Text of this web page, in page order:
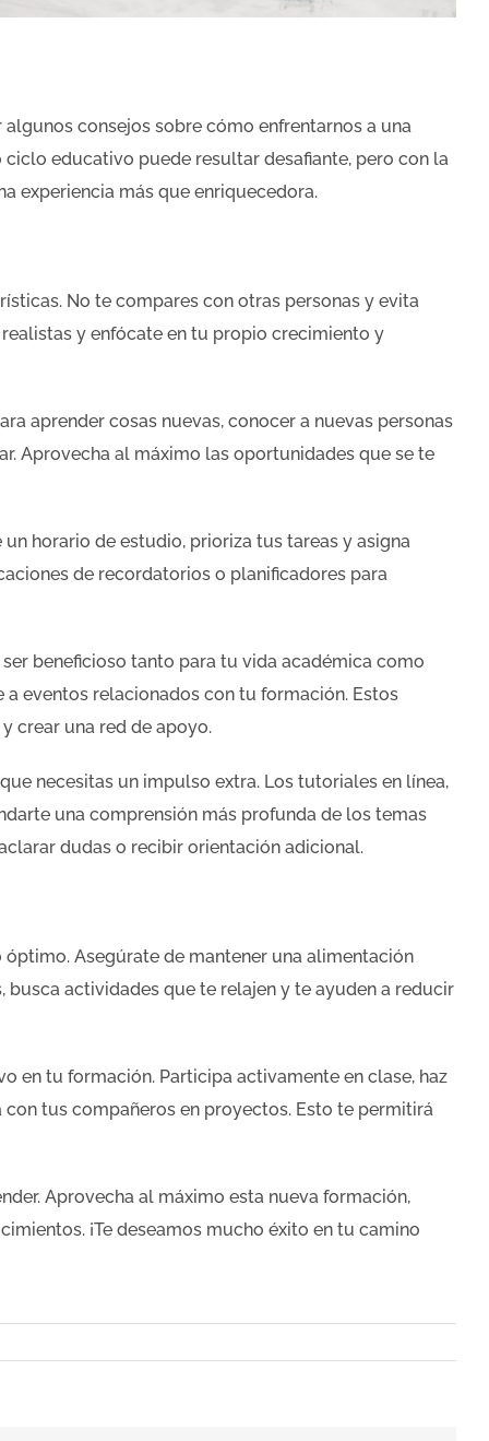
consejos sobre cómo enfrentarnos a una
educativo puede resultar desafiante, pero con la
experiencia más que enriquecedora.
No te compares con otras personas y evita
y enfócate en tu propio crecimiento y
aprender cosas nuevas, conocer a nuevas personas
Aprovecha al máximo las oportunidades que se te
horario de estudio, prioriza tus tareas y asigna
de recordatorios o planificadores para
beneficioso tanto para tu vida académica como
eventos relacionados con tu formación. Estos
crear una red de apoyo.
necesitas un impulso extra. Los tutoriales en línea,
una comprensión más profunda de los temas
dudas o recibir orientación adicional.
Asegúrate de mantener una alimentación
actividades que te relajen y te ayuden a reducir
en tu formación. Participa activamente en clase, haz
tus compañeros en proyectos. Esto te permitirá
Aprovecha al máximo esta nueva formación,
¡Te deseamos mucho éxito en tu camino